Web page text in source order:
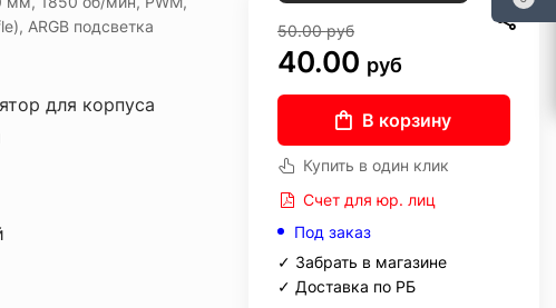
ARGB подсветка
для корпуса
50.00руб
40.00 руб
В корзину
Купить в один клик
Счет для юр. лиц
Под заказ
✓ Забрать в магазине
✓ Доставка по РБ